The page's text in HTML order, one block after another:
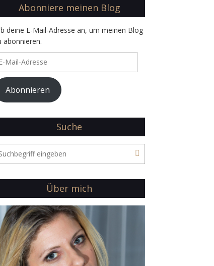
Abonniere meinen Blog
deine E-Mail-Adresse an, um meinen Blog
abonnieren.
Abonnieren
Suche
Über mich